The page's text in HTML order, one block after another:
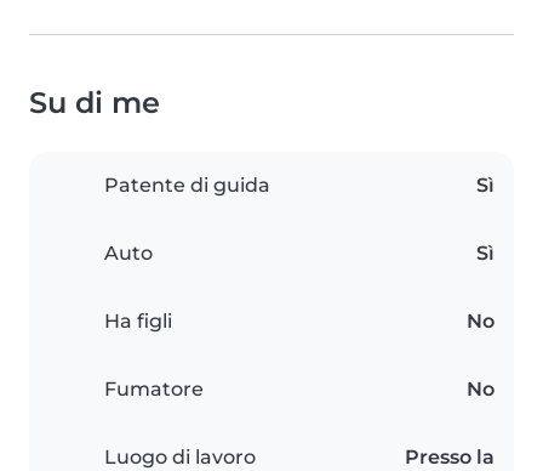
Su di me
Patente di guida Sì
Auto Sì
Ha figli No
Fumatore No
Luogo di lavoro
Presso la